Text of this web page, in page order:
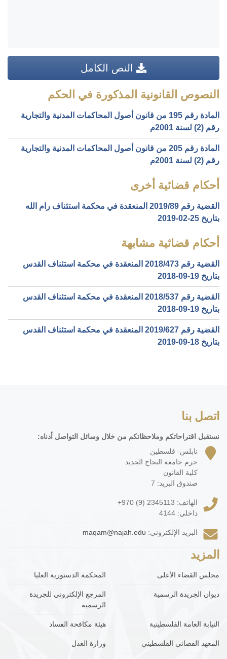
النص الكامل
النصوص القانونية المذكورة في الحكم
المادة رقم 195 من قانون أصول المحاكمات المدنية والتجارية
رقم (2) لسنة 2001م
المادة رقم 205 من قانون أصول المحاكمات المدنية والتجارية
رقم (2) لسنة 2001م
أحكام قضائية أخرى
القضية رقم ‎89‏/‎2019‏ المنعقدة في محكمة استئناف رام الله
بتاريخ ‎2019-02-25‏
أحكام قضائية مشابهة
القضية رقم ‎473‏/‎2018‏ المنعقدة في محكمة استئناف القدس
بتاريخ ‎2018-09-19‏
القضية رقم ‎537‏/‎2018‏ المنعقدة في محكمة استئناف القدس
بتاريخ ‎2018-09-19‏
القضية رقم ‎627‏/‎2019‏ المنعقدة في محكمة استئناف القدس
بتاريخ ‎2019-09-18‏
اتصل بنا
نستقبل اقتراحاتكم وملاحظاتكم من خلال وسائل التواصل أدناه:
نابلس- فلسطين
حرم جامعة النجاح الجديد
كلية القانون
صندوق البريد: 7
الهاتف: +970 (9) 2345113
داخلي: 4144
البريد الإلكتروني: maqam@najah.edu
المزيد
مجلس القضاء الأعلى المحكمة الدستورية العليا
ديوان الجريدة الرسمية
المرجع الإلكتروني للجريدة
الرسمية
النيابة العامة الفلسطينية هيئة مكافحة الفساد
المعهد القضائي الفلسطيني وزارة العدل